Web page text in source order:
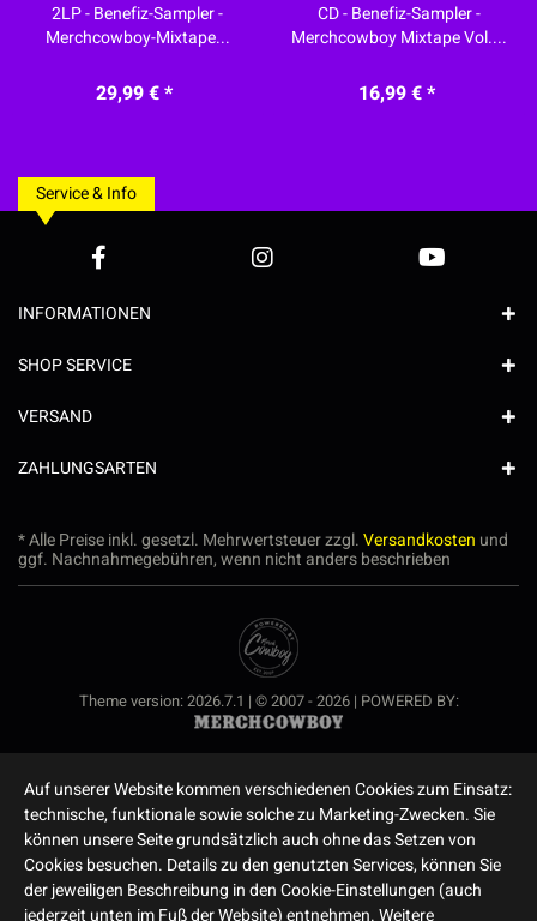
2LP - Benefiz-Sampler -
Merchcowboy-Mixtape...
29,99 € *
CD - Benefiz-Sampler -
Merchcowboy Mixtape Vol....
16,99 € *
Service & Info
INFORMATIONEN
SHOP SERVICE
VERSAND
ZAHLUNGSARTEN
* Alle Preise inkl. gesetzl. Mehrwertsteuer zzgl.Versandkosten und
ggf. Nachnahmegebühren, wenn nicht anders beschrieben
Theme version: 2026.7.1 | © 2007 - 2026 | POWERED BY:
Auf unserer Website kommen verschiedenen Cookies zum Einsatz:
technische, funktionale sowie solche zu Marketing-Zwecken. Sie
können unsere Seite grundsätzlich auch ohne das Setzen von
Cookies besuchen. Details zu den genutzten Services, können Sie
der jeweiligen Beschreibung in den Cookie-Einstellungen (auch
jederzeit unten im Fuß der Website) entnehmen. Weitere